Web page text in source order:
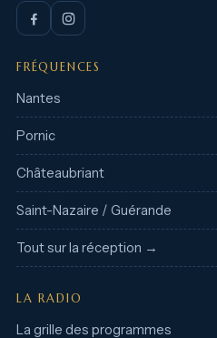
FRÉQUENCES
Nantes
Pornic
Châteaubriant
Saint-Nazaire / Guérande
Tout sur la réception →
LA RADIO
La grille des programmes